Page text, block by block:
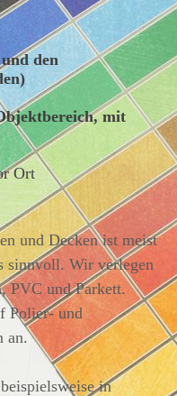
den
mit
Ort
und Decken ist meist
sinnvoll. Wir verlegen
PVC und Parkett.
Polier- und
an.
in